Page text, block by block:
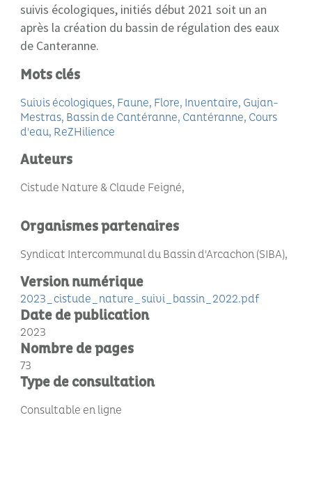
suivis écologiques, initiés début 2021 soit un an
après la création du bassin de régulation des eaux
de Canteranne.
Mots clés
Suivis écologiques Faune Flore Inventaire Gujan-
Mestras Bassin de Cantéranne Cantéranne Cours
d'eau ReZHilience
Auteurs
Cistude Nature & Claude Feigné
Organismes partenaires
Syndicat Intercommunal du Bassin d'Arcachon (SIBA)
Version numérique
2023_cistude_nature_suivi_bassin_2022.pdf
Date de publication
2023
Nombre de pages
73
Type de consultation
Consultable en ligne